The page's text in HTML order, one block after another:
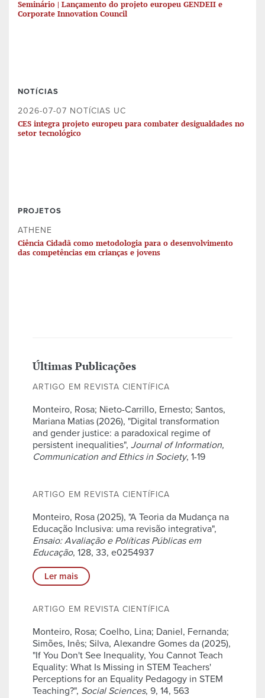
Seminário | Lançamento do projeto europeu GENDEII e
Corporate Innovation Council
NOTÍCIAS
2026-07-07 NOTÍCIAS UC
CES integra projeto europeu para combater desigualdades no
setor tecnológico
PROJETOS
ATHENE
Ciência Cidadã como metodologia para o desenvolvimento
das competências em crianças e jovens
Últimas Publicações
ARTIGO EM REVISTA CIENTÍFICA
Monteiro, Rosa; Nieto-Carrillo, Ernesto; Santos,
Mariana Matias (2026), "Digital transformation
and gender justice: a paradoxical regime of
persistent inequalities", Journal of Information,
Communication and Ethics in Society, 1-19
ARTIGO EM REVISTA CIENTÍFICA
Monteiro, Rosa (2025), "A Teoria da Mudança na
Educação Inclusiva: uma revisão integrativa",
Ensaio: Avaliação e Políticas Públicas em
Educação, 128, 33, e0254937
Ler mais
ARTIGO EM REVISTA CIENTÍFICA
Monteiro, Rosa; Coelho, Lina; Daniel, Fernanda;
Simões, Inês; Silva, Alexandre Gomes da (2025),
"If You Don't See Inequality, You Cannot Teach
Equality: What Is Missing in STEM Teachers'
Perceptions for an Equality Pedagogy in STEM
Teaching?", Social Sciences, 9, 14, 563